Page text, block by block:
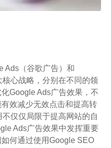
Ads（谷歌广告）和
心战略，分别在不同的领
Google Ads广告效果，不
效减少无效点击和提高转
仅仅局限于提高网站的自
Ads广告效果中发挥重要
何通过使用Google SEO